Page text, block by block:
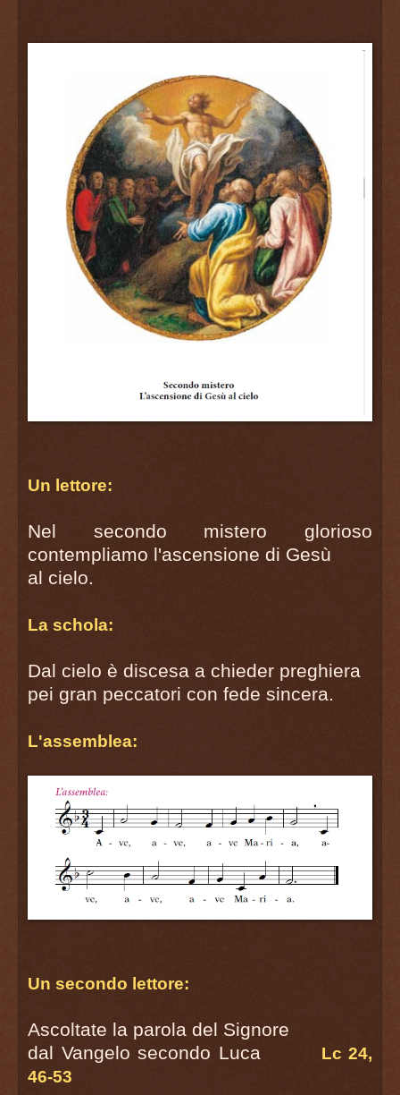
Un lettore:
Nel secondo mistero glorioso
contempliamo l'ascensione di Gesù
al cielo.
La schola:
Dal cielo è discesa a chieder preghiera
pei gran peccatori con fede sincera.
L'assemblea:
Un secondo lettore:
Ascoltate la parola del Signore
dal Vangelo secondo Luca
Lc 24,
46-53